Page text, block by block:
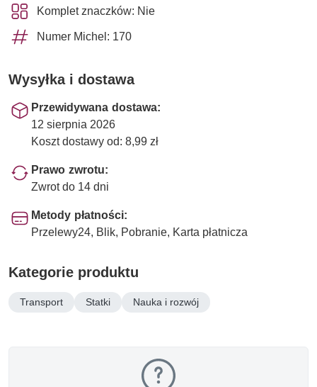
Komplet znaczków: Nie
Numer Michel: 170
Wysyłka i dostawa
Przewidywana dostawa:
12 sierpnia 2026
Koszt dostawy od: 8,99 zł
Prawo zwrotu:
Zwrot do 14 dni
Metody płatności:
Przelewy24, Blik, Pobranie, Karta płatnicza
Kategorie produktu
Transport Statki Nauka i rozwój